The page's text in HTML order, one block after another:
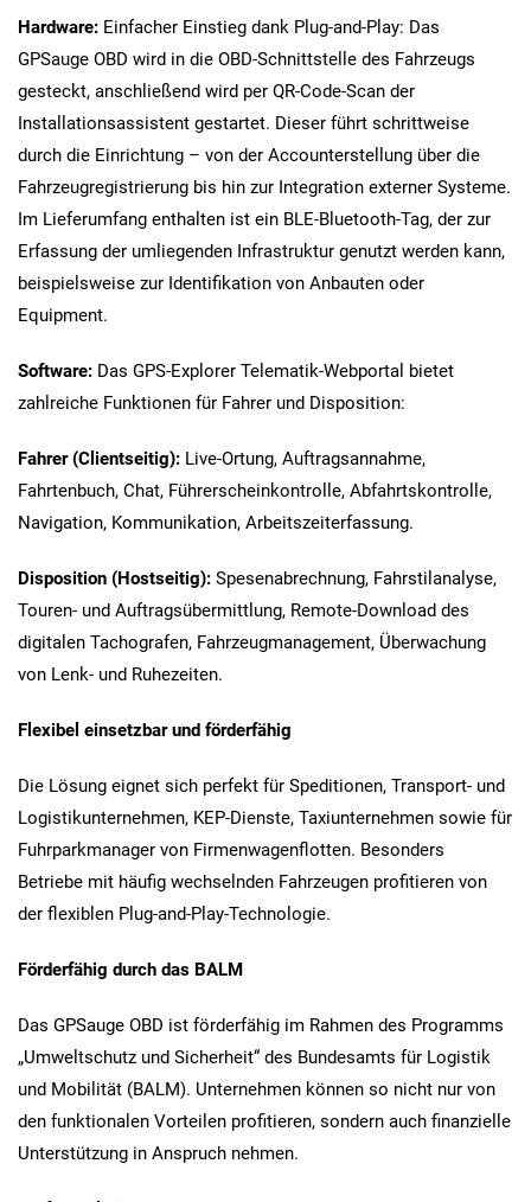
Hardware: Einfacher Einstieg dank Plug-and-Play: Das
GPSauge OBD wird in die OBD-Schnittstelle des Fahrzeugs
gesteckt, anschließend wird per QR-Code-Scan der
Installationsassistent gestartet. Dieser führt schrittweise
durch die Einrichtung – von der Accounterstellung über die
Fahrzeugregistrierung bis hin zur Integration externer Systeme.
Im Lieferumfang enthalten ist ein BLE-Bluetooth-Tag, der zur
Erfassung der umliegenden Infrastruktur genutzt werden kann,
beispielsweise zur Identifikation von Anbauten oder
Equipment.
Software: Das GPS-Explorer Telematik-Webportal bietet
zahlreiche Funktionen für Fahrer und Disposition:
Fahrer (Clientseitig): Live-Ortung, Auftragsannahme,
Fahrtenbuch, Chat, Führerscheinkontrolle, Abfahrtskontrolle,
Navigation, Kommunikation, Arbeitszeiterfassung.
Disposition (Hostseitig): Spesenabrechnung, Fahrstilanalyse,
Touren- und Auftragsübermittlung, Remote-Download des
digitalen Tachografen, Fahrzeugmanagement, Überwachung
von Lenk- und Ruhezeiten.
Flexibel einsetzbar und förderfähig
Die Lösung eignet sich perfekt für Speditionen, Transport- und
Logistikunternehmen, KEP-Dienste, Taxiunternehmen sowie für
Fuhrparkmanager von Firmenwagenflotten. Besonders
Betriebe mit häufig wechselnden Fahrzeugen profitieren von
der flexiblen Plug-and-Play-Technologie.
Förderfähig durch das BALM
Das GPSauge OBD ist förderfähig im Rahmen des Programms
„Umweltschutz und Sicherheit“ des Bundesamts für Logistik
und Mobilität (BALM). Unternehmen können so nicht nur von
den funktionalen Vorteilen profitieren, sondern auch finanzielle
Unterstützung in Anspruch nehmen.